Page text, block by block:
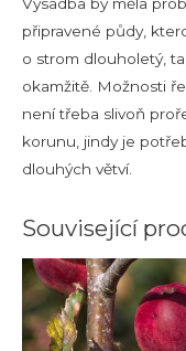
Výsadba by měla
připravené půdy,
o strom dlouholetý,
okamžitě. Možnosti
není třeba slivoň
korunu, jindy je
dlouhých větví.
Související